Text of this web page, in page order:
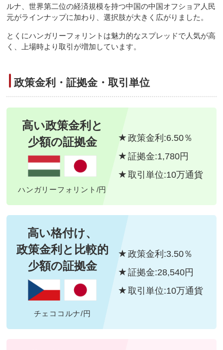
ルナ、世界第二位の経済規模を持つ中国の中国オフショア人民
元がラインナップに加わり、選択肢が大きく広がりました。
とくにハンガリーフォリントは魅力的なスプレッドで人気が高
く、上場時より取引が増加しています。
政策金利・証拠金・取引単位
高い政策金利と
少額の証拠金
ハンガリーフォリント/円
政策金利:6.50％
証拠金:1,780円
取引単位:10万通貨
高い格付け、
政策金利と 比較的
少額の証拠金
チェココルナ/円
政策金利:3.50％
証拠金:28,540円
取引単位:10万通貨